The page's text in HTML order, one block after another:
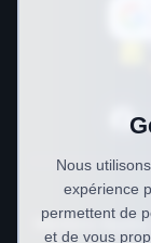
Mentions légales
Nous
expérience
permettent de
et de vous